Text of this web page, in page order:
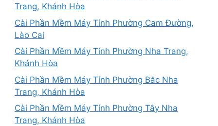
Trang, Khánh Hòa
Cài Phần Mềm Máy Tính Phường Cam Đường,
Lào Cai
Cài Phần Mềm Máy Tính Phường Nha Trang,
Khánh Hòa
Cài Phần Mềm Máy Tính Phường Bắc Nha
Trang, Khánh Hòa
Cài Phần Mềm Máy Tính Phường Tây Nha
Trang, Khánh Hòa